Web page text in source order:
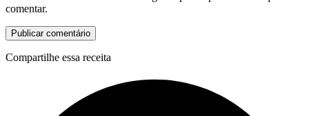
comentar.
Compartilhe essa receita